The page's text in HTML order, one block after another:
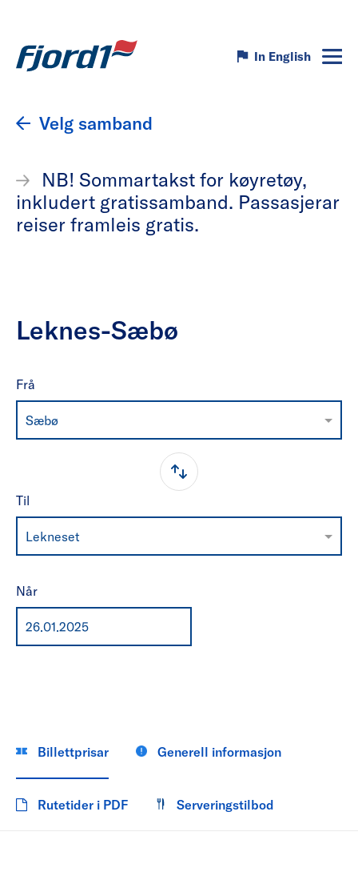
In English
Velg samband
NB! Sommartakst for køyretøy,
inkludert gratissamband. Passasjerar
reiser framleis gratis.
Leknes-Sæbø
Frå
Sæbø
Til
Lekneset
Når
Billettprisar Generell informasjon
Rutetider i PDF Serveringstilbod